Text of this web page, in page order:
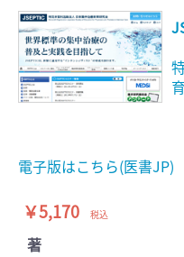
電子版はこちら(医書JP)
￥5,170 税込
著